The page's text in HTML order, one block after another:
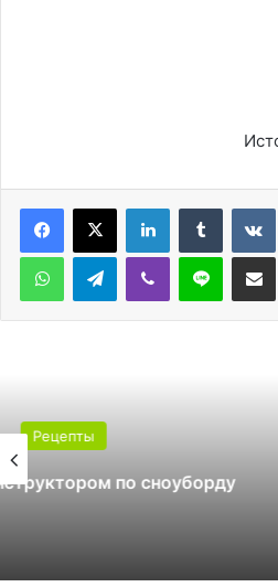
LinkedInTumblr
WhatsAppTelegramViber Line
Какой
теплицы: 4